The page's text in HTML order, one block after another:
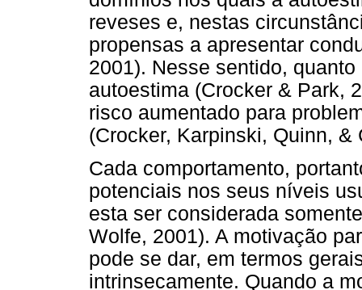
reveses e, nestas
propensas a apresentar
2001). Nesse sentido,
autoestima (Crocker & Park,
risco aumentado para
(Crocker, Karpinski, Quinn,
Cada comportamento,
potenciais nos seus níveis
esta ser considerada
Wolfe, 2001). A motivação
pode se dar, em termos
intrinsecamente. Quando a